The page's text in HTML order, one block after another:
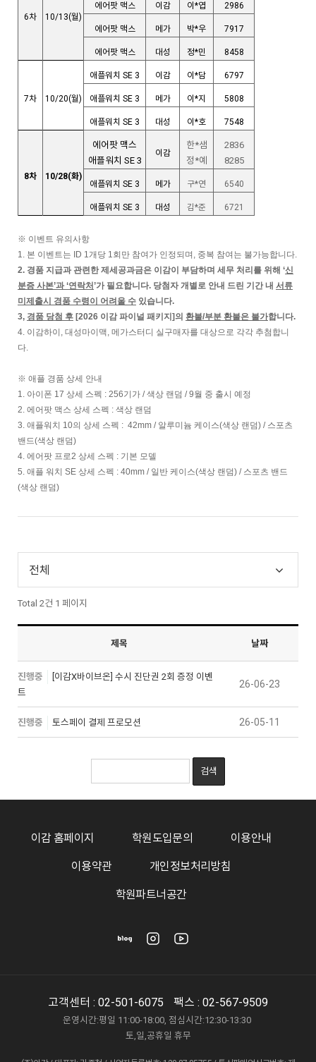
6차 10/13(월)
에어팟 맥스 이감 이*엽 2986
에어팟 맥스 메가 박*우 7917
에어팟 맥스 대성 정*민 8458
7차 10/20(월)
애 플워치 SE 3 이감 이*담 6797
애플워치 SE 3 메가 이*지 5808
애플워치 SE 3 대성 이*호 7548
8차 10/28(화)
에어팟 맥스
애플워치 SE 3
이감
한*샘
정*예
2836
8285
애플워치 SE 3 메가 구*연 6540
애플워치 SE 3 대성 김*준 6721
※ 이벤트 유의사항
1. 본 이벤트는 ID 1개당 1회만 참여가 인정되며, 중복 참여는 불가능합니다.
2. 경품 지급과 관련한 제세공과금은 이감이 부담하며 세무 처리를 위해 ‘신
분증 사본’과 ‘연락처’가 필요합니다. 당첨자 개별로 안내 드린 기간 내 서류
미제출시 경품 수령이 어려울 수 있습니다.
3, 경품 당첨 후 [2026 이감 파이널 패키지]의 환불/부분 환불은 불가합니다.
4. 이감하이, 대성마이맥, 메가스터디 실구매자를 대상으로 각각 추첨합니
다.
※ 애플 경품 상세 안내
1. 아이폰 17 상세 스펙 : 256기가 / 색상 랜덤 / 9월 중 출시 예정
2. 에어팟 맥스 상세 스펙 : 색상 랜덤
3. 애플워치 10의 상세 스펙 : 42mm / 알루미늄 케이스(색상 랜덤) / 스포츠
밴드(색상 랜덤)
4. 에어팟 프로2 상세 스펙 : 기본 모델
5. 애플 워치 SE 상세 스펙 : 40mm / 일반 케이스(색상 랜덤) / 스포츠 밴드
(색상 랜덤)
전체
Total 2건 1 페이지
제목 날짜
진행중
[이감X바이브온] 수시 진단권 2회 증정 이벤
트
26-06-23
진행중 토스페이 결제 프로모션 26-05-11
이감 홈페이지 학원도입문의 이용안내
이용약관 개인정보처리방침
학원파트너공간
고객센터 : 02-501-6075 팩스 : 02-567-9509
운영시간:평일 11:00-18:00, 점심시간:12:30-13:30
토,일,공휴일 휴무